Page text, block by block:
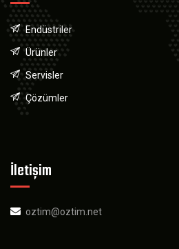
Endüstriler
Ürünler
Servisler
Çözümler
İletişim
oztim@oztim.net